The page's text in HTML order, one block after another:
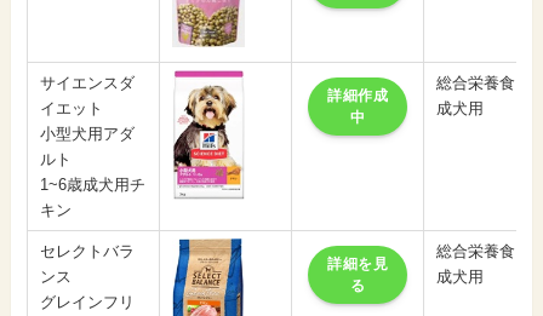
サイエンスダ
イエット
小型犬用アダ
ルト
1~6歳成犬用チ
キン
詳細作成
中
総合栄養食
成犬用
セレクトバラ
ンス
グレインフリ
詳細を見
る
総合栄養食
成犬用